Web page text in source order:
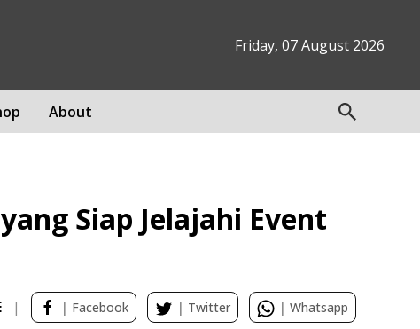
Friday, 07 August 2026
About
Siap Jelajahi Event
| | Facebook | Twitter | Whatsapp